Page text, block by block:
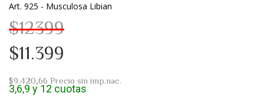
Art. 925 - Musculosa Libian
$12399
$11.399
$9.420,66 Precio sin imp.nac.
3,6,9 y 12 cuotas